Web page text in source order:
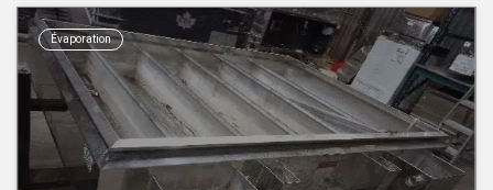
Évaporation